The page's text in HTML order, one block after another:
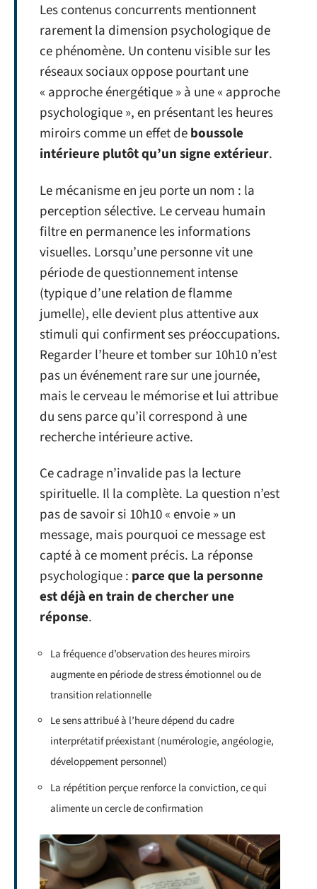
Les contenus concurrents mentionnent
rarement la dimension psychologique de
ce phénomène. Un contenu visible sur les
réseaux sociaux oppose pourtant une
« approche énergétique » à une « approche
psychologique », en présentant les heures
miroirs comme un effet deboussole
intérieure plutôt qu’un signe extérieur.
Le mécanisme en jeu porte un nom : la
perception sélective. Le cerveau humain
filtre en permanence les informations
visuelles. Lorsqu’une personne vit une
période de questionnement intense
(typique d’une relation de flamme
jumelle), elle devient plus attentive aux
stimuli qui confirment ses préoccupations.
Regarder l’heure et tomber sur 10h10 n’est
pas un événement rare sur une journée,
mais le cerveau le mémorise et lui attribue
du sens parce qu’il correspond à une
recherche intérieure active.
Ce cadrage n’invalide pas la lecture
spirituelle. Il la complète. La question n’est
pas de savoir si 10h10 « envoie » un
message, mais pourquoi ce message est
capté à ce moment précis. La réponse
psychologique : parce que la personne
est déjà en train de chercher une
réponse.
La fréquence d’observation des heures miroirs
augmente en période de stress émotionnel ou de
transition relationnelle
Le sens attribué à l’heure dépend du cadre
interprétatif préexistant (numérologie, angéologie,
développement personnel)
La répétition perçue renforce la conviction, ce qui
alimente un cercle de confirmation